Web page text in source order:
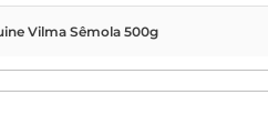
Vilma Sêmola 500gmaquina lavar
fogao